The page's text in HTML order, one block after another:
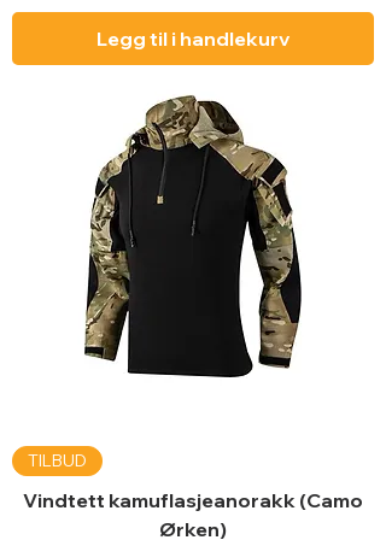
Legg til i handlekurv
TILBUD
Vindtett kamuflasjeanorakk (Camo
Ørken)